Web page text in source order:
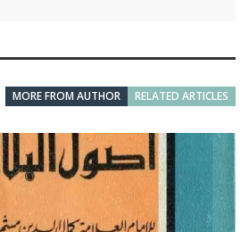
RELATED ARTICLES
MORE FROM AUTHOR